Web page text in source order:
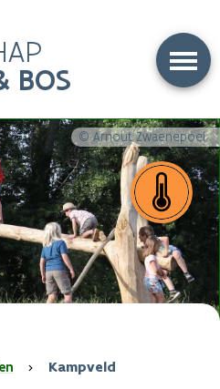
BOS
© Arnout Zwaenepoel
Kampveld